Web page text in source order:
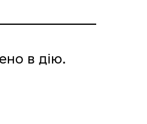
в дію.